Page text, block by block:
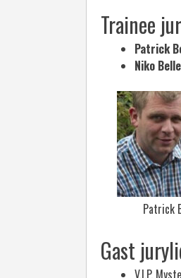
Trainee
Patrick
Niko
Patrick
Gast
V.I.P.